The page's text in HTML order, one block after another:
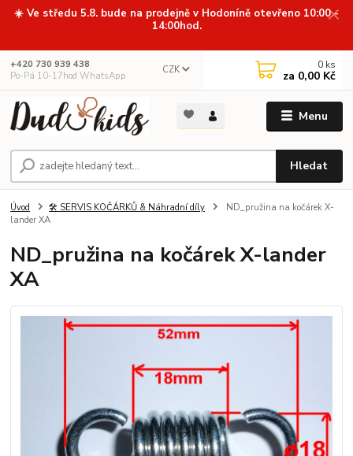
☀️ Ve středu 5.8. bude na prodejně v Hodoníně otevřeno 10:00 -
14:00hod.
Menu
CZK
Hledat
+420 730 939 438
Po-Pá 10-17hod WhatsApp
0 ks
za 0,00 Kč
Úvod 🛠️ SERVIS KOČÁRKŮ & Náhradní díly
ND_pružina na kočárek X-
lander XA
ND_pružina na kočárek X-lander
XA